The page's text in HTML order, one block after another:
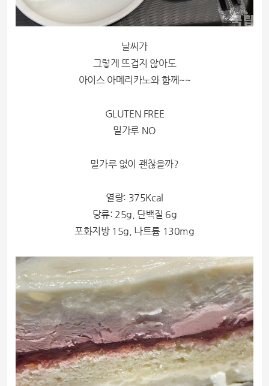
날씨가
그렇게 뜨겁지 않아도
아이스 아메리카노와 함께~~
GLUTEN FREE
밀가루 NO
밀가루 없이 괜찮을까?
열량: 375Kcal
당류: 25g, 단백질 6g
포화지방 15g, 나트륨 130mg